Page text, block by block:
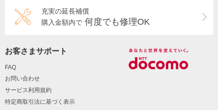
充実の延長補償
購入金額内で 何度でも修理OK
お客さまサポート
FAQ
お問い合わせ
サービス利用規約
特定商取引法に基づく表示